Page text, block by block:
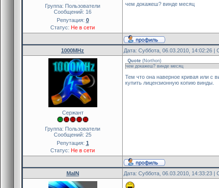
Группа: Пользователи
Сообщений: 16
Репутация: 0
Статус: Не в сети
чем докажеш? винде месяц
1000MHz Дата: Суббота, 06.03.2010, 14:02:26
Сержант
Группа: Пользователи
Сообщений: 25
Репутация: 1
Статус: Не в сети
Quote (Northon)
чем докажеш? винде месяц
Тем что она наверное кривая или с
купить лицензионную копию винды.
MaIN Дата: Суббота, 06.03.2010, 14:33:23